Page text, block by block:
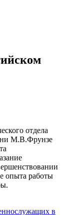
отдела
М.В.Фрунзе
опыта работы
в